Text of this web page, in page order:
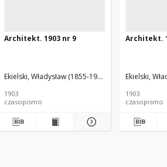
Architekt. 1903 nr 9
Ekielski, Władysław (1855-1927). Red.
1903
czasopismo
Architekt.
Ekielski,
1903
czasopismo